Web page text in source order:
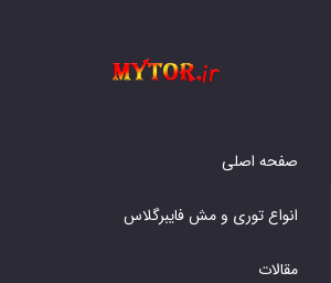
صفحه اصلی
انواع توری و مش فایبرگلاس
مقالات